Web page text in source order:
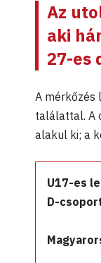
Az
aki
27-es
A mérkőzés
találattal. A
alakul ki; a
U17-es
D-